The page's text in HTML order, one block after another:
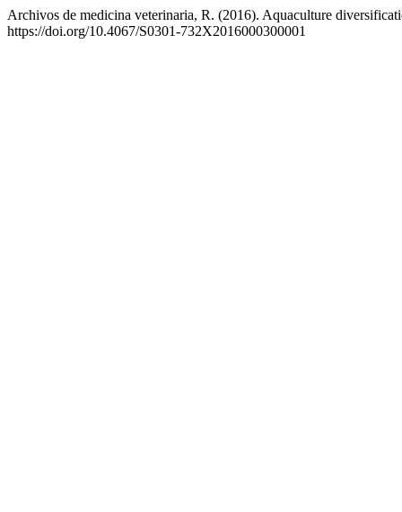
Archivos de medicina veterinaria, R. (2016). Aquaculture
https://doi.org/10.4067/S0301-732X2016000300001